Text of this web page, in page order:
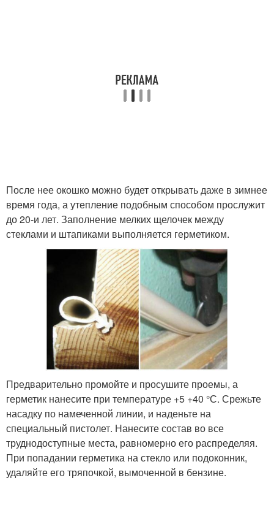
После нее окошко можно будет открывать даже в зимнее
время года, а утепление подобным способом прослужит
до 20-и лет. Заполнение мелких щелочек между
стеклами и штапиками выполняется герметиком.
Предварительно промойте и просушите проемы, а
герметик нанесите при температуре +5 +40 °С. Срежьте
насадку по намеченной линии, и наденьте на
специальный пистолет. Нанесите состав во все
труднодоступные места, равномерно его распределяя.
При попадании герметика на стекло или подоконник,
удаляйте его тряпочкой, вымоченной в бензине.